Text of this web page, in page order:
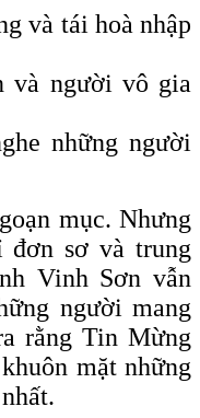
và tái hoà nhập
và người vô gia
những người
mục. Nhưng
đơn sơ và trung
Vinh Sơn vẫn
người mang
rằng Tin Mừng
mặt những